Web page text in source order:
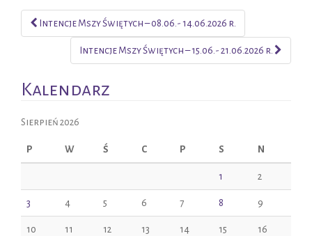
Post navigation
Intencje Mszy Świętych – 08.06.- 14.06.2026 r.
Intencje Mszy Świętych – 15.06.- 21.06.2026 r.
Kalendarz
Sierpień 2026
P W Ś C P S N
1 2
3 4 5 6 7 8 9
10 11 12 13 14 15 16